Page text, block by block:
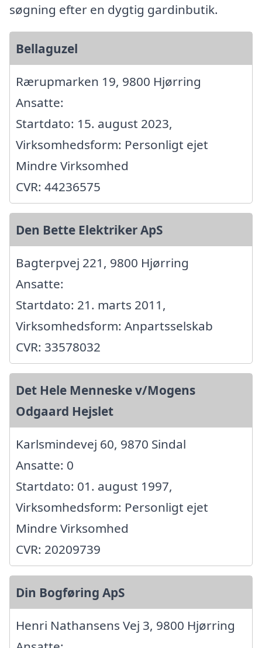
søgning efter en dygtig gardinbutik.
Bellaguzel
Rærupmarken 19, 9800 Hjørring
Ansatte:
Startdato: 15. august 2023,
Virksomhedsform: Personligt ejet
Mindre Virksomhed
CVR: 44236575
Den Bette Elektriker ApS
Bagterpvej 221, 9800 Hjørring
Ansatte:
Startdato: 21. marts 2011,
Virksomhedsform: Anpartsselskab
CVR: 33578032
Det Hele Menneske v/Mogens
Odgaard Hejslet
Karlsmindevej 60, 9870 Sindal
Ansatte: 0
Startdato: 01. august 1997,
Virksomhedsform: Personligt ejet
Mindre Virksomhed
CVR: 20209739
Din Bogføring ApS
Henri Nathansens Vej 3, 9800 Hjørring